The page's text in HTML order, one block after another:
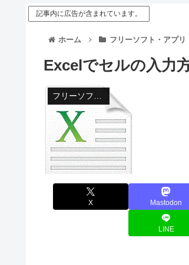
記事内に広告が含まれています。
ホーム フリーソフト・アプリ
Excelでセルの入力
フリーソフト・アプリ・Webサービス
X Mastodon
LINE